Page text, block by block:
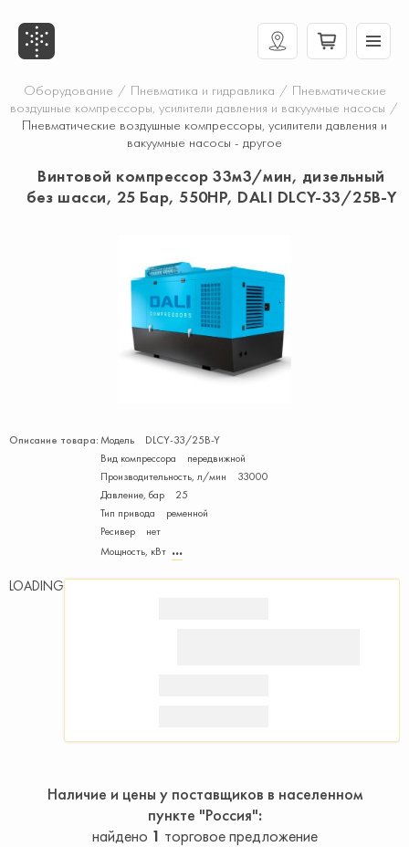
Оборудование / Пневматика и гидравлика / Пневматические
воздушные компрессоры, усилители давления и вакуумные насосы /
Пневматические воздушные компрессоры, усилители давления и
вакуумные насосы - другое
Винтовой компрессор 33м3/мин, дизельный
без шасси, 25 Бар, 550HP, DALI DLCY-33/25B-Y
Описание товара:Модель DLCY-33/25B-Y
Вид компрессора передвижной
Производитель­ность, л/мин 33000
Давление, бар 25
Тип привода ременной
Ресивер нет
Мощность, кВт
LOADING
Наличие и цены у поставщиков в населенном
пункте "Россия"
найдено 1 торговое предложение